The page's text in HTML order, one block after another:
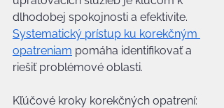
dlhodobej spokojnosti a efektivite.
Systematický prístup ku korekčným
opatreniam pomáha identifikovať a
riešiť problémové oblasti.
Kľúčové kroky korekčných opatrení: